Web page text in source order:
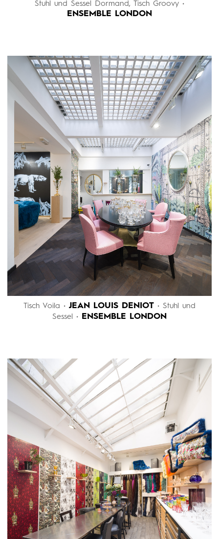
Stuhl und Sessel Dormand, Tisch Groovy •
ENSEMBLE LONDON
Tisch Voila • JEAN LOUIS DENIOT • Stuhl und
Sessel •
ENSEMBLE LONDON